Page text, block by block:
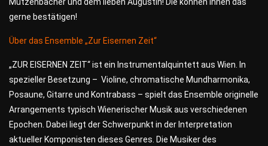
gerne bestätigen!
Über das Ensemble „Zur Eisernen Zeit“
„ZUR EISERNEN ZEIT“ ist ein Instrumentalquintett aus Wien. In
spezieller Besetzung – Violine, chromatische Mundharmonika,
Posaune, Gitarre und Kontrabass – spielt das Ensemble originelle
Arrangements typisch Wienerischer Musik aus verschiedenen
Epochen. Dabei liegt der Schwerpunkt in der Interpretation
aktueller Komponisten dieses Genres. Die Musiker des